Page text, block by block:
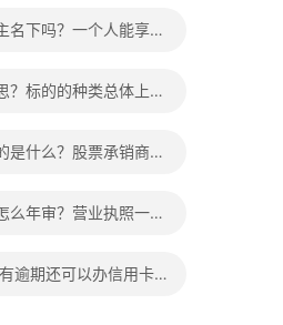
名下吗？一个人能享受
？标的的种类总体上包
是什么？股票承销商职
么年审？营业执照一般
逾期还可以办信用卡